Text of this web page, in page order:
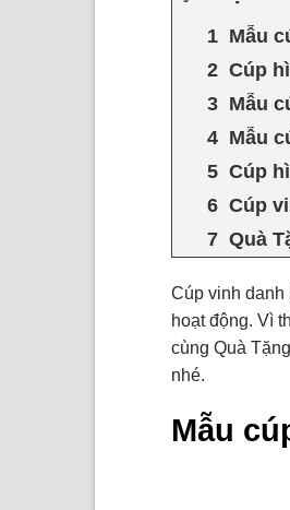
Mẫu
Cúp
Mẫu
Mẫu
Cúp
Cúp
Quà
Cúp vinh danh
hoạt động. Vì
cùng Quà
nhé.
Mẫu